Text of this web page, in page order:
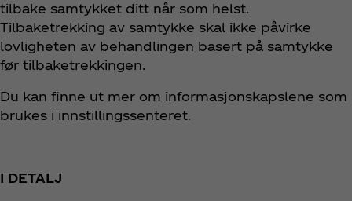
tilbake samtykket ditt når som helst.
Tilbaketrekking av samtykke skal ikke påvirke
lovligheten av behandlingen basert på samtykke
før tilbaketrekkingen.
Du kan finne ut mer om informasjonskapslene som
brukes i innstillingssenteret.
I DETALJ